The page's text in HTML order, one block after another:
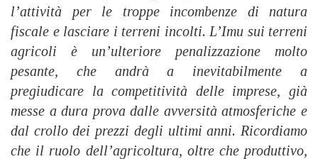
l’attività per le troppe incombenze di natura
fiscale e lasciare i terreni incolti. L’Imu sui terreni
agricoli è un’ulteriore penalizzazione molto
pesante, che andrà a inevitabilmente a
pregiudicare la competitività delle imprese, già
messe a dura prova dalle avversità atmosferiche e
dal crollo dei prezzi degli ultimi anni. Ricordiamo
che il ruolo dell’agricoltura, oltre che produttivo,